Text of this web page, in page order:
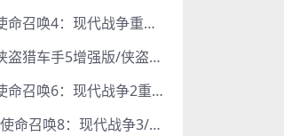
使命召唤4：现代战争重制版/COD4
侠盗猎车手5增强版/侠盗飞车5增强版/GTA5增强版
使命召唤6：现代战争2重制版/COD6重置版
使命召唤8：现代战争3/COD8